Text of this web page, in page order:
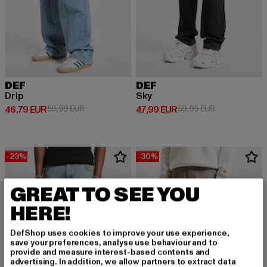
DEF
Drip
46,79 EUR
Derzeitiger Preis: 46,79 EUR
59,99 EURAktionspreis: 59,99 EUR
DEF
Sky
47,99 EUR
Derzeitiger Preis: 47,99 EUR
59,99 EURAktionspreis:
-23% -30%
GREAT TO SEE YOU
HERE!
DefShop uses cookies to improve your use experience,
save your preferences, analyse use behaviour and to
provide and measure interest-based contents and
advertising. In addition, we allow partners to extract data